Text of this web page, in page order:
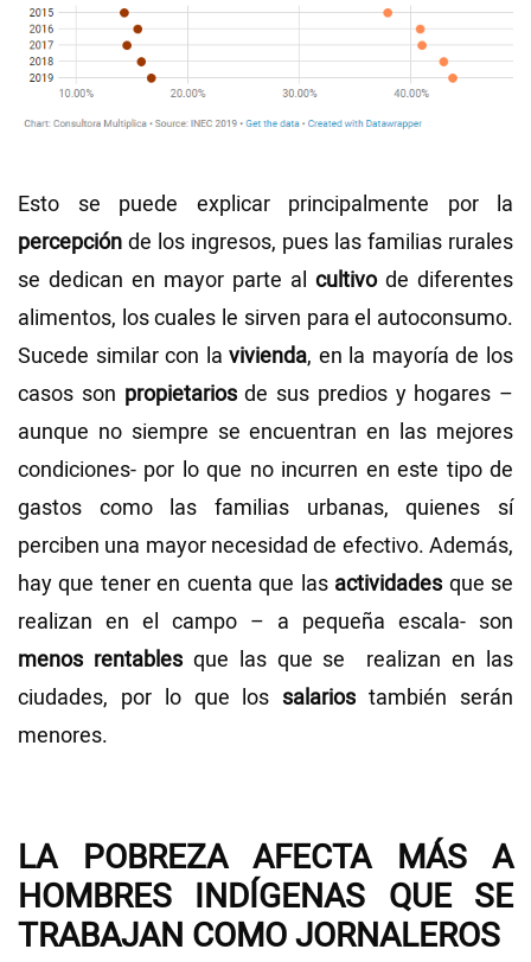
Esto se puede explicar principalmente por la
percepción de los ingresos, pues las familias rurales
se dedican en mayor parte al cultivode diferentes
alimentos, los cuales le sirven para el autoconsumo.
Sucede similar con lavivienda, en la mayoría de los
casos son propietariosde sus predios y hogares –
aunque no siempre se encuentran en las mejores
condiciones- por lo que no incurren en este tipo de
gastos como las familias urbanas, quienes sí
perciben una mayor necesidad de efectivo. Además,
hay que tener en cuenta que las actividades que se
realizan en el campo – a pequeña escala- son
menos rentablesque las que se realizan en las
ciudades, por lo que lossalarios también serán
menores.
LA POBREZA AFECTA MÁS A
HOMBRES INDÍGENAS QUE SE
TRABAJAN COMO JORNALEROS